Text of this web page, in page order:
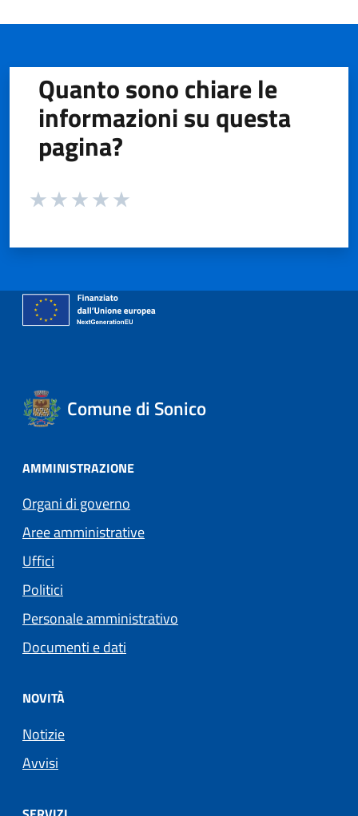
Quanto sono chiare le
informazioni su questa
pagina?
Valuta da 1 a 5 stelle la pagina
Comune di Sonico
AMMINISTRAZIONE
Organi di governo
Aree amministrative
Uffici
Politici
Personale amministrativo
Documenti e dati
NOVITÀ
Notizie
Avvisi